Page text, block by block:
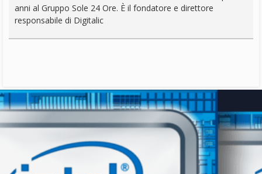
Intel ha annunciato il processore Intel Core i9-9900K
di nona generazione, il migliore processore desktop
Intel per il gaming i preordini iniziano oggi
che consentiranno straordinarie prestazioni e funzionalità atte a
soddisfare una vasta gamma di esigenze dei consumatori,dal
gaming alla creazione di contenuti.Le novità includonoi
primi processori Intel Core di nona generazione, nuovi
processori Intel Core serie X e il processore Intel Core W-
3175X.